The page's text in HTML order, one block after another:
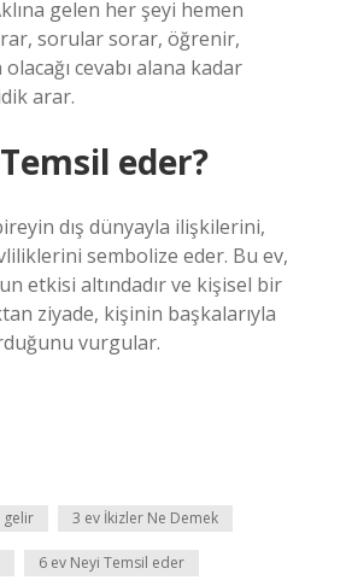
gelen her şeyi hemen
sorular sorar, öğrenir,
cevabı alana kadar
arar.
eder?
dış dünyayla ilişkilerini,
sembolize eder. Bu ev,
etkisi altındadır ve kişisel bir
ziyade, kişinin başkalarıyla
vurgular.
gelir 3 ev İkizler Ne Demek
6 ev Neyi Temsil eder